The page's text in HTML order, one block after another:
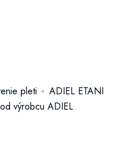
pleti
ADIEL ETANI
výrobcu ADIEL